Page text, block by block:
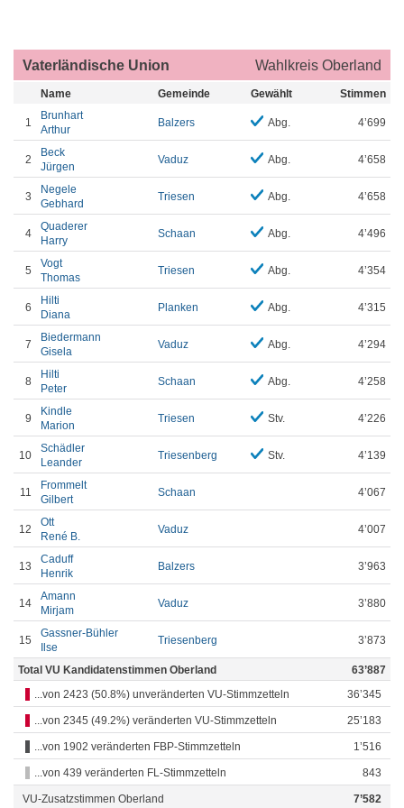
Vaterländische Union Wahlkreis Oberland
Name Gemeinde Gewählt Stimmen
1
Brunhart
Arthur
Balzers Abg. 4’699
2
Beck
Jürgen
Vaduz Abg. 4’658
3
Negele
Gebhard
Triesen Abg. 4’658
4
Quaderer
Harry
Schaan Abg. 4’496
5
Vogt
Thomas
Triesen Abg. 4’354
6
Hilti
Diana
Planken Abg. 4’315
7
Biedermann
Gisela
Vaduz Abg. 4’294
8
Hilti
Peter
Schaan Abg. 4’258
9
Kindle
Marion
Triesen Stv. 4’226
10
Schädler
Leander
Triesenberg Stv. 4’139
11
Frommelt
Gilbert
Schaan 4’067
12
Ott
René B.
Vaduz 4’007
13
Caduff
Henrik
Balzers 3’963
14
Amann
Mirjam
Vaduz 3’880
15
Gassner-Bühler
Ilse
Triesenberg 3’873
Total VU Kandidatenstimmen Oberland
63’887
...von 2423 (50.8%) unveränderten VU-Stimmzetteln
36’345
...von 2345 (49.2%) veränderten VU-Stimmzetteln 25’183
...von 1902 veränderten FBP-Stimmzetteln 1’516
...von 439 veränderten FL-Stimmzetteln 843
VU-Zusatzstimmen Oberland 7’582